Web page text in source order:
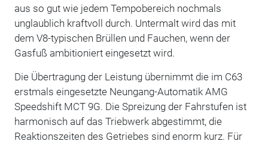
aus so gut wie jedem Tempobereich nochmals
unglaublich kraftvoll durch. Untermalt wird das mit
dem V8-typischen Brüllen und Fauchen, wenn der
Gasfuß ambitioniert eingesetzt wird.
Die Übertragung der Leistung übernimmt die im C63
erstmals eingesetzte Neungang-Automatik AMG
Speedshift MCT 9G. Die Spreizung der Fahrstufen ist
harmonisch auf das Triebwerk abgestimmt, die
Reaktionszeiten des Getriebes sind enorm kurz. Für